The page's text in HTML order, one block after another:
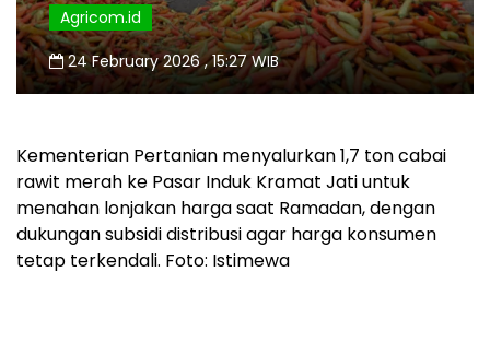
Agricom.id
24 February 2026 , 15:27 WIB
Kementerian Pertanian menyalurkan 1,7 ton cabai
rawit merah ke Pasar Induk Kramat Jati untuk
menahan lonjakan harga saat Ramadan, dengan
dukungan subsidi distribusi agar harga konsumen
tetap terkendali. Foto: Istimewa